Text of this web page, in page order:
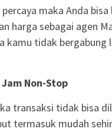
maka Anda
harga sebagai agen
kamu tidak
Non-Stop
transaksi tidak bisa
termasuk mudah